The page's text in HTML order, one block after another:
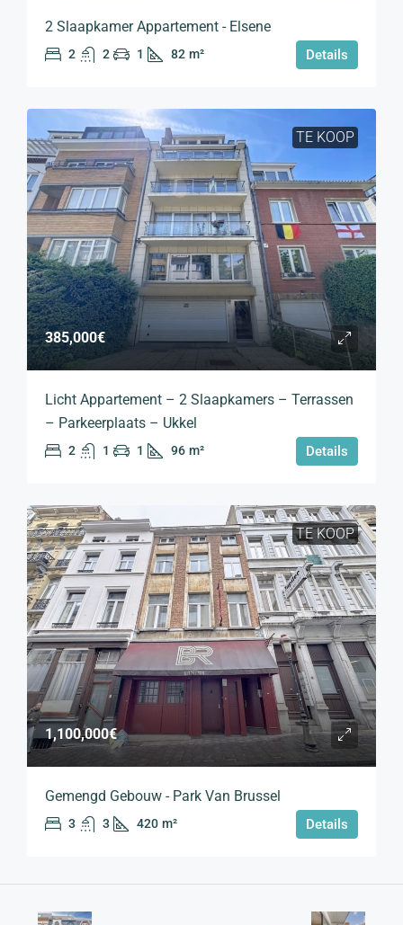
2 Slaapkamer Appartement - Elsene
2 2 1 82 m² Details
TE KOOP
385,000€
Licht Appartement – 2 Slaapkamers – Terrassen
– Parkeerplaats – Ukkel
2 1 1 96 m² Details
TE KOOP
1,100,000€
Gemengd Gebouw - Park Van Brussel
3 3 420 m² Details